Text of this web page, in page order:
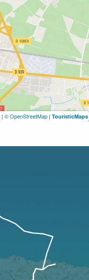
| © OpenStreetMap | TouristicMaps